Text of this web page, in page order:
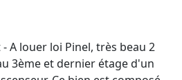
A louer loi Pinel, très beau 2
3ème et dernier étage d'un